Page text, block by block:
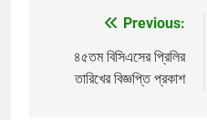
navigation
Previous:
৪৫তম বিসিএসের প্রিলির
তারিখের বিজ্ঞপ্তি প্রকাশ